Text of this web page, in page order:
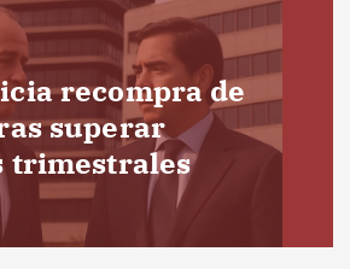
recompra de
superar
trimestrales